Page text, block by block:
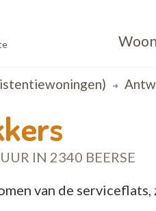
IN 2340 BEERSE
van de serviceflats,